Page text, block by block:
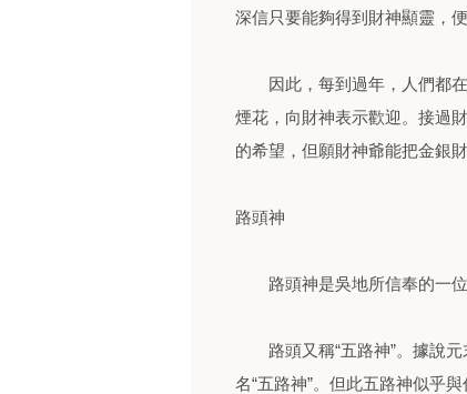
深信只要能夠得到財神顯靈，便
因此，每到過年，人們都在
煙花，向財神表示歡迎。接過
的希望，但願財神爺能把金銀
路頭神
路頭神是吳地所信奉的一位
路頭又稱“五路神”。據說元
名“五路神”。但此五路神似乎